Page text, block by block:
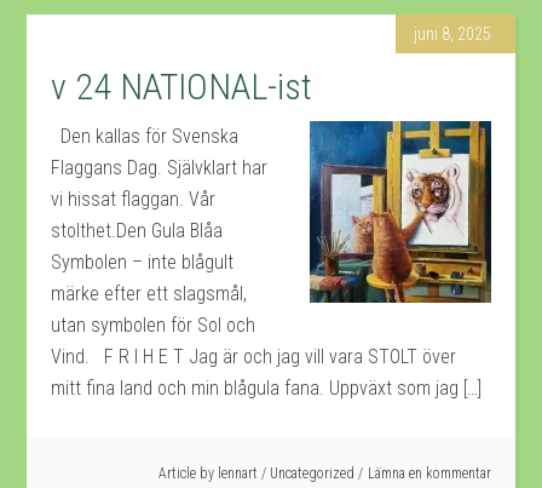
juni 8, 2025
v 24 NATIONAL-ist
Den kallas för Svenska
Flaggans Dag. Självklart har
vi hissat flaggan. Vår
stolthet.Den Gula Blåa
Symbolen – inte blågult
märke efter ett slagsmål,
utan symbolen för Sol och
Vind. F R I H E T Jag är och jag vill vara STOLT över
mitt fina land och min blågula fana. Uppväxt som jag […]
Article by lennart / Uncategorized Lämna en kommentar